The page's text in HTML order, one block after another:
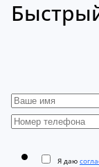
Я даю